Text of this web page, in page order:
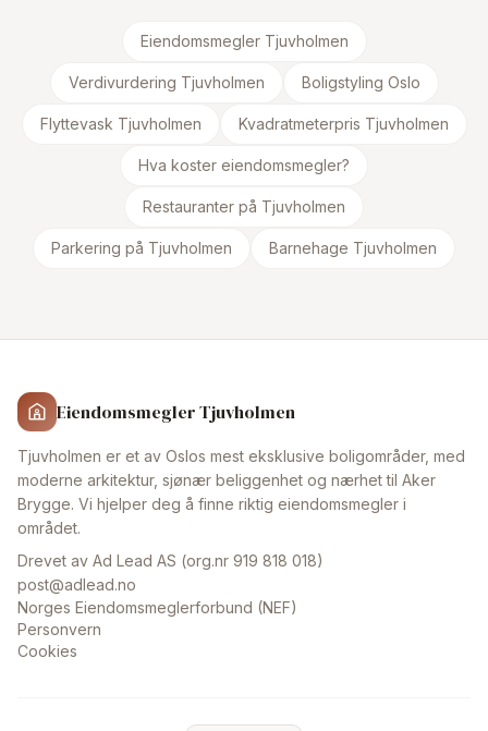
Eiendomsmegler Tjuvholmen
Verdivurdering Tjuvholmen Boligstyling Oslo
Flyttevask Tjuvholmen Kvadratmeterpris Tjuvholmen
Hva koster eiendomsmegler?
Restauranter på Tjuvholmen
Parkering på Tjuvholmen Barnehage Tjuvholmen
Eiendomsmegler Tjuvholmen
Tjuvholmen er et av Oslos mest eksklusive boligområder, med
moderne arkitektur, sjønær beliggenhet og nærhet til Aker
Brygge. Vi hjelper deg å finne riktig eiendomsmegler i
området.
Drevet av Ad Lead AS (org.nr 919 818 018)
post@adlead.no
Norges Eiendomsmeglerforbund (NEF)
Personvern
Cookies